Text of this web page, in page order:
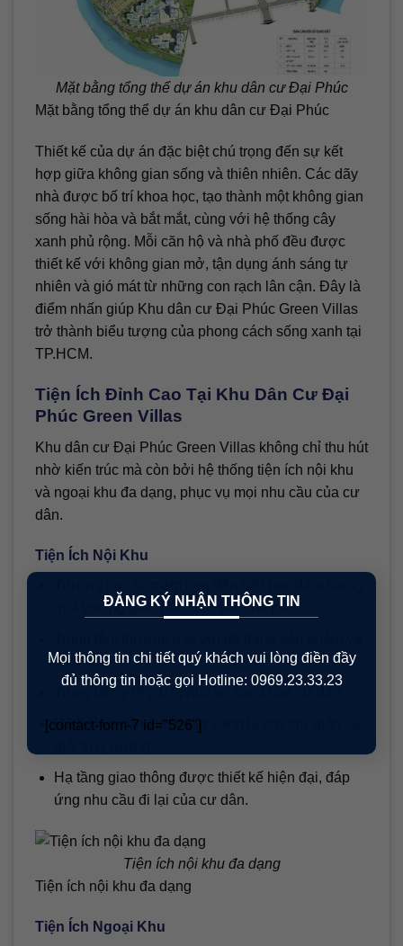
ĐĂNG KÝ NHẬN THÔNG TIN
Mọi thông tin chi tiết quý khách vui lòng điền đầy
đủ thông tin hoặc gọi Hotline: 0969.23.33.23
[contact-form-7 id="526"]
Mặt bằng tổng thể dự án khu dân cư Đại Phúc
Mặt bằng tổng thể dự án khu dân cư Đại Phúc
Thiết kế của dự án đặc biệt chú trọng đến sự kết
hợp giữa không gian sống và thiên nhiên. Các dãy
nhà được bố trí khoa học, tạo thành một không gian
sống hài hòa và bắt mắt, cùng với hệ thống cây
xanh phủ rộng. Mỗi căn hộ và nhà phố đều được
thiết kế với không gian mở, tận dụng ánh sáng tự
nhiên và gió mát từ những con rạch lân cận. Đây là
điểm nhấn giúp Khu dân cư Đại Phúc Green Villas
trở thành biểu tượng của phong cách sống xanh tại
TP.HCM.
Tiện Ích Đỉnh Cao Tại Khu Dân Cư Đại
Phúc Green Villas
Khu dân cư Đại Phúc Green Villas không chỉ thu hút
nhờ kiến trúc mà còn bởi hệ thống tiện ích nội khu
và ngoại khu đa dạng, phục vụ mọi nhu cầu của cư
dân.
Tiện Ích Nội Khu
môi trường giáo dục xuất sắc cho trẻ.
dịch vụ.
Trung tâm y tế 24/7 phục vụ sức khỏe cư dân.
Hồ bơi và công viên cây xanh là nơi thư giãn và
Hạ tầng giao thông được thiết kế hiện đại, đáp
ứng nhu cầu đi lại của cư dân.
Tiện ích nội khu đa dạng
Tiện ích nội khu đa dạng
Tiện Ích Ngoại Khu